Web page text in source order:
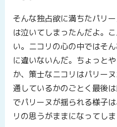
そんな独占欲に満ちたパリ
は泣いてしまったんだよ。
い。ニコリの心の中ではそ
に違いないんだ。ちょっと
か、策士なニコリはパリー
通しているかのごとく最後
でパリーヌが揺られる様子
リの思うがままになってしま